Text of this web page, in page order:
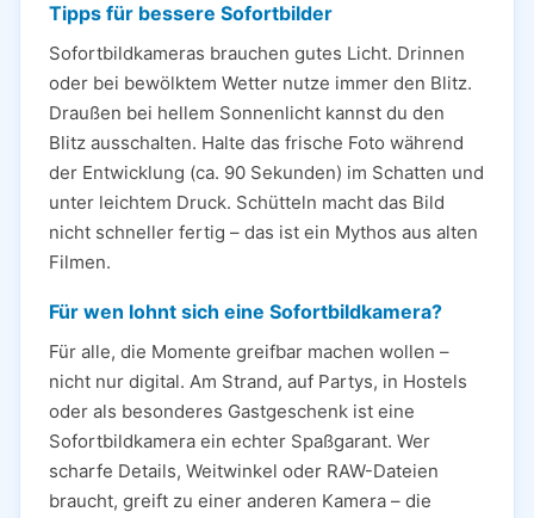
Tipps für bessere Sofortbilder
Sofortbildkameras brauchen gutes Licht. Drinnen
oder bei bewölktem Wetter nutze immer den Blitz.
Draußen bei hellem Sonnenlicht kannst du den
Blitz ausschalten. Halte das frische Foto während
der Entwicklung (ca. 90 Sekunden) im Schatten und
unter leichtem Druck. Schütteln macht das Bild
nicht schneller fertig – das ist ein Mythos aus alten
Filmen.
Für wen lohnt sich eine Sofortbildkamera?
Für alle, die Momente greifbar machen wollen –
nicht nur digital. Am Strand, auf Partys, in Hostels
oder als besonderes Gastgeschenk ist eine
Sofortbildkamera ein echter Spaßgarant. Wer
scharfe Details, Weitwinkel oder RAW-Dateien
braucht, greift zu einer anderen Kamera – die